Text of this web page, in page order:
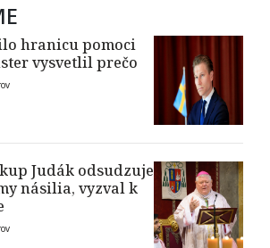
hranicu pomoci
vysvetlil prečo
Judák odsudzuje
násilia, vyzval k